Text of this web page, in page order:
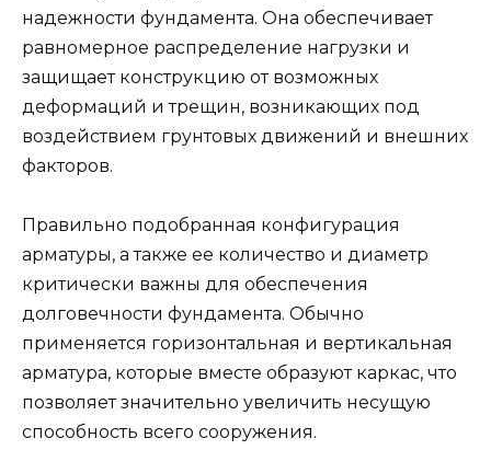
надежности фундамента. Она обеспечивает
равномерное распределение нагрузки и
защищает конструкцию от возможных
деформаций и трещин, возникающих под
воздействием грунтовых движений и внешних
факторов.
Правильно подобранная конфигурация
арматуры, а также ее количество и диаметр
критически важны для обеспечения
долговечности фундамента. Обычно
применяется горизонтальная и вертикальная
арматура, которые вместе образуют каркас, что
позволяет значительно увеличить несущую
способность всего сооружения.